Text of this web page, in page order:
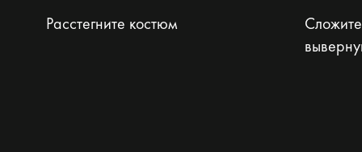
Расстегните костюм